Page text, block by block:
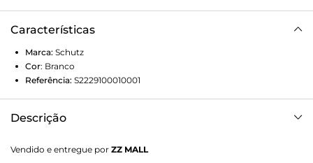
Características
Marca: Schutz
Cor: Branco
Referência: S2229100010001
Descrição
que combina o conforto de uma palmilha macia com o
Vendido e entregue por ZZ MALL